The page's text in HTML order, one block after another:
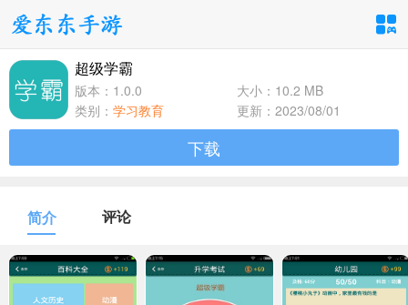
手游分类
卡牌回合
1百+款手游
1百+款手游
体育竞速
1百+款手游
冒险解谜
1百+款手游
模拟经营
1百+款手游
超级学霸
版本：1.0.0
大小：10.2 MB
类别： 学习教育 更新：2023/08/01
下载
简介 评论